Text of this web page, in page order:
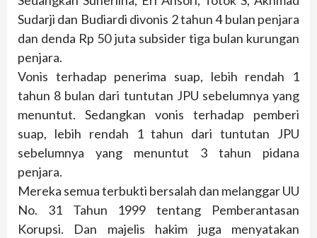
Sudarji dan Budiardi divonis 2 tahun 4 bulan penjara
dan denda Rp 50 juta subsider tiga bulan kurungan
penjara.
Vonis terhadap penerima suap, lebih rendah 1
tahun 8 bulan dari tuntutan JPU sebelumnya yang
menuntut. Sedangkan vonis terhadap pemberi
suap, lebih rendah 1 tahun dari tuntutan JPU
sebelumnya yang menuntut 3 tahun pidana
penjara.
Mereka semua terbukti bersalah dan melanggar UU
No. 31 Tahun 1999 tentang Pemberantasan
Korupsi. Dan majelis hakim juga menyatakan